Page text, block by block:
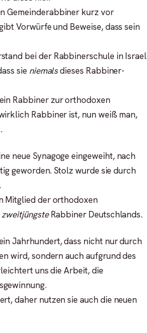
Gemeinderabbiner kurz vor
Vorwürfe und Beweise, dass sein
bei der Rabbinerschule in Israel
sie niemalsdieses Rabbiner-
Rabbiner zur orthodoxen
Rabbiner ist, nun weiß man,
neue Synagoge eingeweiht, nach
geworden. Stolz wurde sie durch
Mitglied der orthodoxen
zweitjüngsteRabbiner Deutschlands.
Jahrhundert, dass nicht nur durch
wird, sondern auch aufgrund des
uns die Arbeit, die
daher nutzen sie auch die neuen